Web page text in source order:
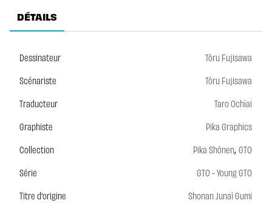
DÉTAILS
Dessinateur
Tôru Fujisawa
Scénariste
Tôru Fujisawa
Traducteur
Taro Ochïai
Graphiste
Pika Graphics
Collection
Pika Shônen, GTO
Série
GTO - Young GTO
Titre d'origine
Shonan Junaï Gumi